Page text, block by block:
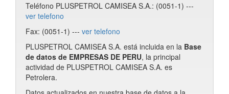
Teléfono PLUSPETROL CAMISEA S.A.: (0051-1) ---
ver telefono
Fax: (0051-1) --- ver telefono
PLUSPETROL CAMISEA S.A. está incluida en la Base
de datos de EMPRESAS DE PERU, la principal
actividad de PLUSPETROL CAMISEA S.A. es
Petrolera.